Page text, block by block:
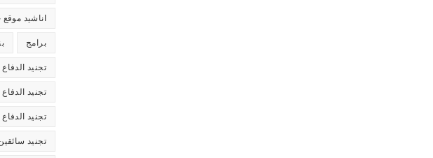
اناشيد
برامج
تجنيد الدفاع
تجنيد
تجنيد
تجنيد